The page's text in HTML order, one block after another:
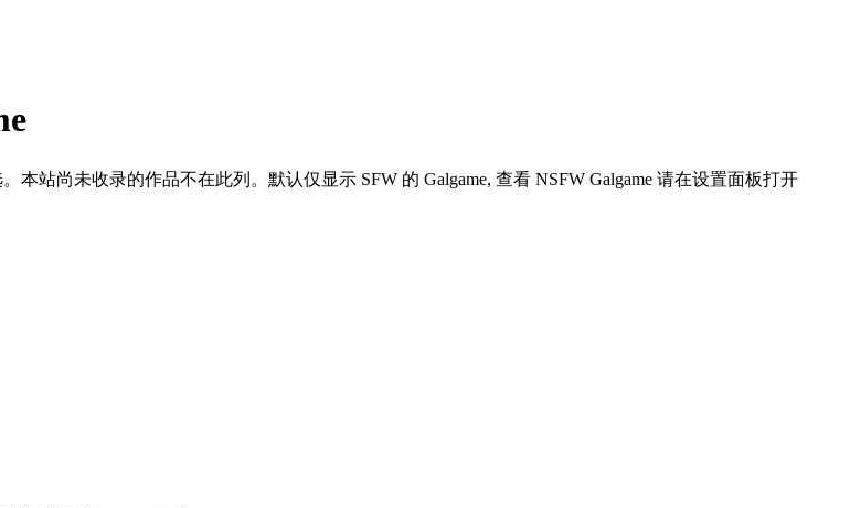
站尚未收录的作品不在此列。默认仅显示 SFW 的 Galgame, 查看 NSFW Galgame 请在设置面板打开